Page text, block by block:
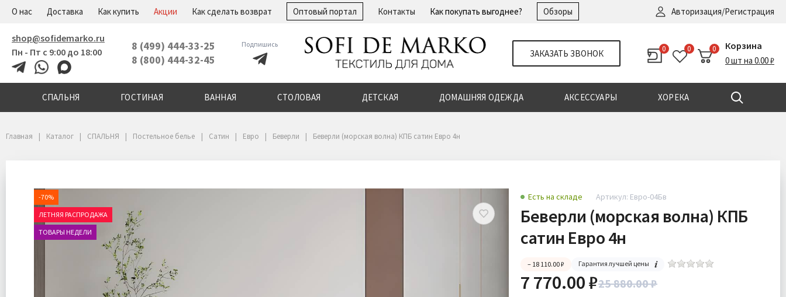
О нас Доставка Как купить Акции Как сделать возврат Оптовый портал Контакты Как покупать выгоднее? Обзоры Авторизация/Регистрация
shop@sofidemarko.ru
Пн - Пт с 9:00 до 18:00
8 (499) 444-33-25
8 (800) 444-32-45
Подпишись
ЗАКАЗАТЬ ЗВОНОК 0 0 0 Корзина
0 шт на 0.00 ₽
СПАЛЬНЯ ГОСТИНАЯ ВАННАЯ СТОЛОВАЯ ДЕТСКАЯ ДОМАШНЯЯ ОДЕЖДА АКСЕССУАРЫ ХОРЕКА
Регистрация
Главная Каталог СПАЛЬНЯ Постельное белье Сатин Евро Беверли Беверли (морская волна) КПБ сатин Евро 4н
-70%
ЛЕТНЯЯ РАСПРОДАЖА
ТОВАРЫ НЕДЕЛИ
Есть на складе Артикул: Евро-04Бв
Беверли (морская волна) КПБ
сатин Евро 4н
– 18 110.00 ₽ Гарантия лучшей цены
7 770.00 ₽25 880.00 ₽